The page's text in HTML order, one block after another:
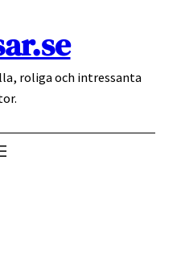
roliga och intressanta